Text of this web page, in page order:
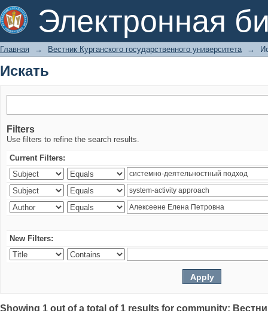
Электронная
Искать
Главная → Вестник Курганского государственного университета →
Искать
Filters
Use filters to refine the search results.
Current Filters:
New Filters:
Showing 1 out of a total of 1 results for community: